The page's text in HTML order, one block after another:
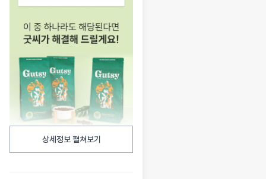
상세정보 펼쳐보기